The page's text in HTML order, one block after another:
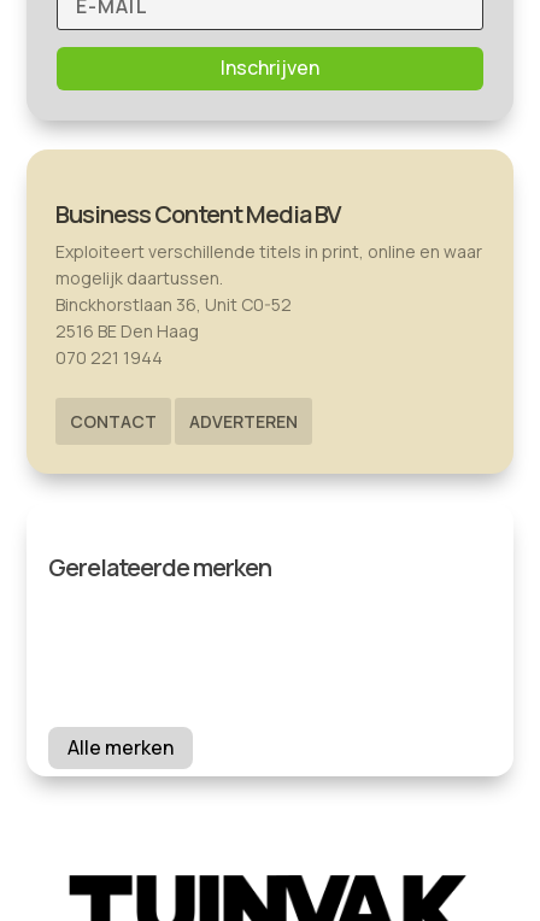
Inschrijven
Business Content Media BV
Exploiteert verschillende titels in print, online en waar
mogelijk daartussen.
Binckhorstlaan 36, Unit C0-52
2516 BE Den Haag
070 221 1944
CONTACT ADVERTEREN
Gerelateerde merken
Alle merken